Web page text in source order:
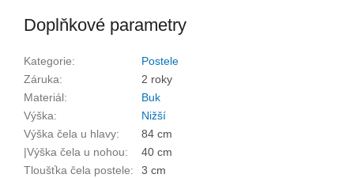
Doplňkové parametry
Kategorie:
Postele
Záruka:
2 roky
Materiál:
Buk
Výška:
Nižší
Výška čela u hlavy:
84 cm
|Výška čela u nohou:
40 cm
Tloušťka čela postele:
3 cm